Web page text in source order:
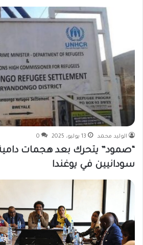
الوليد محمد 13 يوليو، 2025 0
“صمود” يتحرك بعد هجمات
سودانيين في يوغندا